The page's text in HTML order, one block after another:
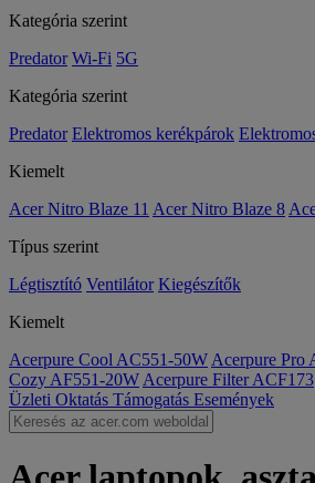
Kategória szerint
Predator Wi-Fi 5G
Kategória szerint
Predator Elektromos kerékpárok
Kiemelt
Acer Nitro Blaze 11 Acer Nitro Blaze 8
Típus szerint
Légtisztító Ventilátor Kiegészítők
Kiemelt
Acerpure Cool AC551-50W Acerpure Pro
Cozy AF551-20W Acerpure Filter ACF173
Üzleti Oktatás Támogatás Események